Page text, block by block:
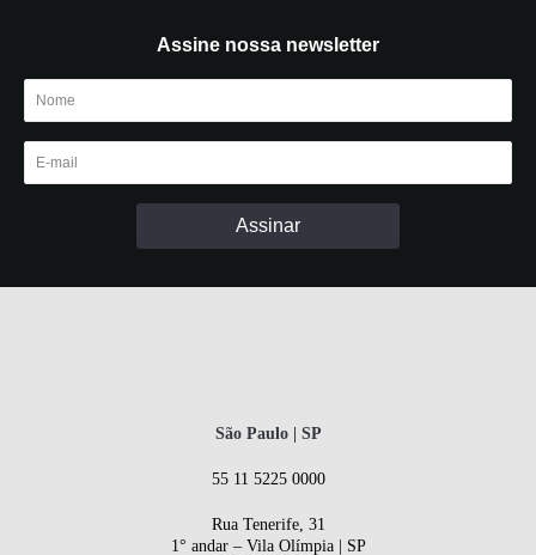
Assine nossa newsletter
São Paulo | SP
55 11 5225 0000
Rua Tenerife, 31
1° andar – Vila Olímpia | SP